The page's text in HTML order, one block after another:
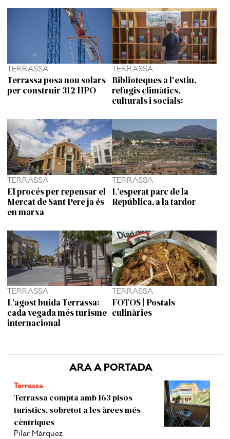
ARA A PORTADA
Terrassa
Terrassa compta amb 163 pisos
turístics, sobretot a les àrees més
cèntriques
Pilar Màrquez
TERRASSA
Terrassa posa nou solars
per construir 312 HPO
TERRASSA
Biblioteques a l'estiu,
refugis climàtics,
culturals i socials:
TERRASSA
El procés per repensar el
Mercat de Sant Pere ja és
en marxa
TERRASSA
L’esperat parc de la
República, a la tardor
TERRASSA
L’agost buida Terrassa:
cada vegada més turisme
internacional
TERRASSA
FOTOS | Postals
culinàries